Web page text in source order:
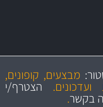
מחירים
הוגנים
והיצע מוצרים איכותי
מבצעים, קופונים,
הצטרף/י
בקשר.